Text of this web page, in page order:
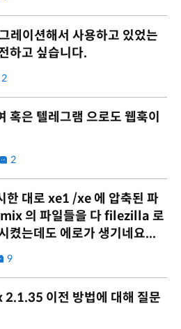
레이션해서 사용하고 있었는
하고 싶습니다.
2
혹은 텔레그램 으로도 웹훅이
2
한 대로 xe1 /xe 에 압축된 파
의 파일들을 다 filezilla 로
켰는데도 에로가 생기네요...
9
이전 방법에 대해 질문